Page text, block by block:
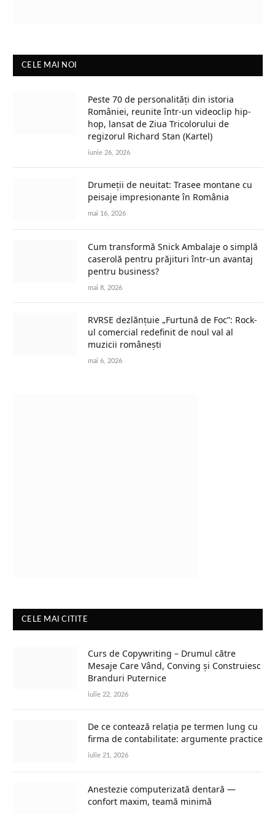
CELE MAI NOI
Peste 70 de personalități din istoria
României, reunite într-un videoclip hip-
hop, lansat de Ziua Tricolorului de
regizorul Richard Stan (Kartel)
iunie 26, 2026
Drumeții de neuitat: Trasee montane cu
peisaje impresionante în România
mai 16, 2026
Cum transformă Snick Ambalaje o simplă
caserolă pentru prăjituri într-un avantaj
pentru business?
mai 8, 2026
RVRSE dezlănțuie „Furtună de Foc”: Rock-
ul comercial redefinit de noul val al
muzicii românești
mai 6, 2026
CELE MAI CITITE
Curs de Copywriting – Drumul către
Mesaje Care Vând, Conving și Construiesc
Branduri Puternice
iulie 22, 2026
De ce contează relația pe termen lung cu
firma de contabilitate: argumente practice
iulie 21, 2026
Anestezie computerizată dentară —
confort maxim, teamă minimă